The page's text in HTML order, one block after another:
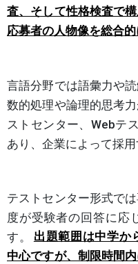
査、そして性格検査で
応募者の人物像を総合
言語分野では語彙力や
数的処理や論理的思考
ストセンター、Webテ
あり、企業によって採
テストセンター形式で
度が受験者の回答に応
す。
出題範囲は中学か
中心ですが、制限時間